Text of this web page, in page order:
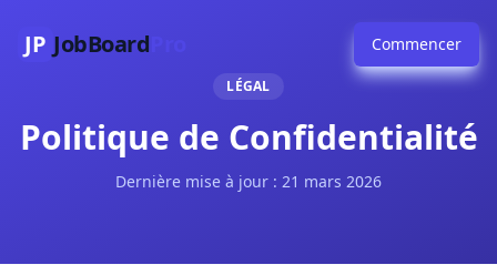
JP JobBoard Commencer
LÉGAL
Politique de Confidentialité
Dernière mise à jour : 21 mars 2026